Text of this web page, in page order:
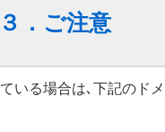
３．ご注意
いる場合は､下記のド